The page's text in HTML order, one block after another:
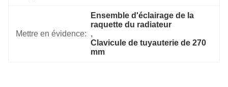
Mettre en évidence:
Ensemble d'éclairage de la
raquette du radiateur
,
Clavicule de tuyauterie de 270
mm